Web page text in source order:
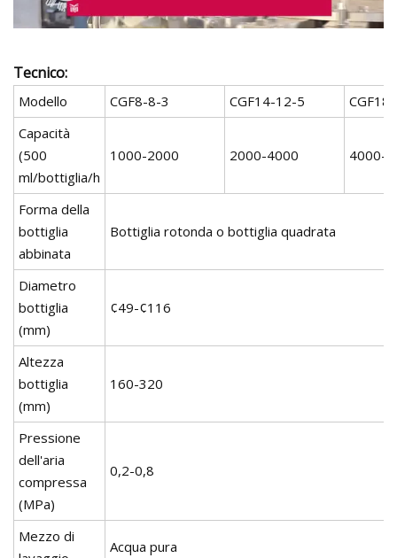
Tecnico:
Modello CGF8-8-3 CGF14-12-5
Capacità
(500
ml/bottiglia/h
1000-2000 2000-4000 4000-
Forma della
bottiglia
abbinata
Bottiglia rotonda o bottiglia quadrata
Diametro
bottiglia
(mm)
¢49-¢116
Altezza
bottiglia
(mm)
160-320
Pressione
dell'aria
compressa
(MPa)
0,2-0,8
Mezzo di
Acqua pura